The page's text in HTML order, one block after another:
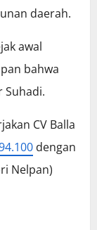
daerah.
awal
bahwa
Suhadi.
CV Balla
dengan
Nelpan)